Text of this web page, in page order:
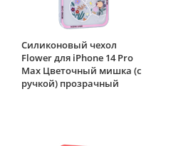
Силиконовый чехол
Flower для iPhone 14 Pro
Max Цветочный мишка (с
ручкой) прозрачный